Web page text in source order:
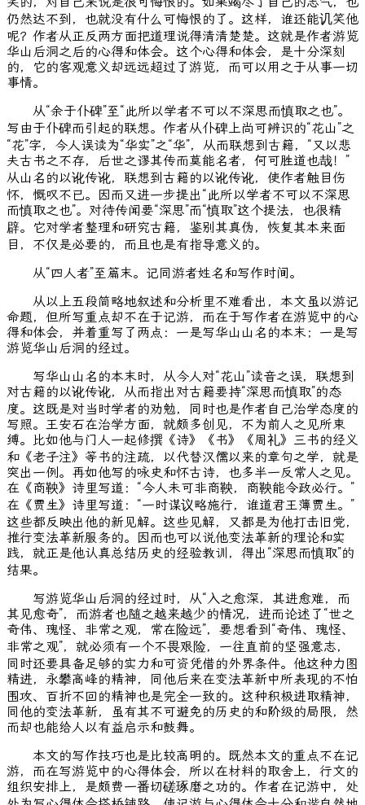
仍然达不到，也就没有什么可悔恨的了。这样，谁还能讥笑他
呢？作者从正反两方面把道理说得清清楚楚。这就是作者游览
华山后洞之后的心得和体会。这个心得和体会，是十分深刻
的，它的客观意义却远远超过了游览，而可以用之于从事一切
事情。
从“余于仆碑”至“此所以学者不可以不深思而慎取之也”。
写由于仆碑而引起的联想。作者从仆碑上尚可辨识的“花山”之
“花”字，今人误读为“华实”之“华”，从而联想到古籍，“又以悲
夫古书之不存，后世之谬其传而莫能名者，何可胜道也哉！”
从山名的以讹传讹，联想到古籍的以讹传讹，使作者触目伤
怀，慨叹不已。因而又进一步提出“此所以学者不可以不深思
而慎取之也”。对待传闻要“深思”而“慎取”这个提法，也很精
辟。它对学者整理和研究古籍，鉴别其真伪，恢复其本来面
目，不仅是必要的，而且也是有指导意义的。
从“四人者”至篇末。记同游者姓名和写作时间。
从以上五段简略地叙述和分析里不难看出，本文虽以游记
命题，但所写重点却不在于记游，而在于写作者在游览中的心
得和体会，并着重写了两点：一是写华山山名的本末；一是写
游览华山后洞的经过。
写华山山名的本末时，从今人对“花山”读音之误，联想到
对古籍的以讹传讹，从而指出对古籍要持“深思而慎取”的态
度。这既是对当时学者的劝勉，同时也是作者自己治学态度的
写照。王安石在治学方面，就颇多创见，不为前人之见所束
缚。比如他与门人一起修撰《诗》《书》《周礼》三书的经义
和《老子注》等书的注疏，以代替汉儒以来的章句之学，就是
突出一例。再如他写的咏史和怀古诗，也多半一反常人之见。
在《商鞅》诗里写道：“今人未可非商鞅，商鞅能令政必行。”
在《贾生》诗里写道：“一时谋议略施行，谁道君王薄贾生。”
这些都反映出他的新见解。这些见解，又都是为他打击旧党，
推行变法革新服务的。因而也可以说他变法革新的理论和实
践，就正是他认真总结历史的经验教训，得出“深思而慎取”的
结果。
写游览华山后洞的经过时，从“入之愈深，其进愈难，而
其见愈奇”，而游者也随之越来越少的情况，进而论述了“世之
奇伟、瑰怪、非常之观，常在险远”，要想看到“奇伟、瑰怪、
非常之观”，就必须有一个不畏艰险，一往直前的坚强意志，
同时还要具备足够的实力和可资凭借的外界条件。他这种力图
精进，永攀高峰的精神，同他后来在变法革新中所表现的不怕
围攻、百折不回的精神也是完全一致的。这种积极进取精神，
同他的变法革新，虽有其不可避免的历史的和阶级的局限，然
而却也能给人以有益启示和鼓舞。
本文的写作技巧也是比较高明的。既然本文的重点不在记
游，而在写游览中的心得体会，所以在材料的取舍上，行文的
组织安排上，是颇费一番切磋琢磨之功的。作者在记游中，处